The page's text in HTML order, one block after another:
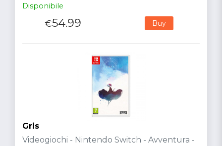
Disponibile
€54.99 Buy
Gris
Videogiochi - Nintendo Switch - Avventura -